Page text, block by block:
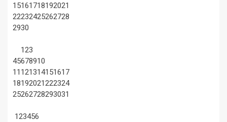
15161718192021
22232425262728
2930
123
45678910
11 121314151617
18192021222324
25262728293031
123456